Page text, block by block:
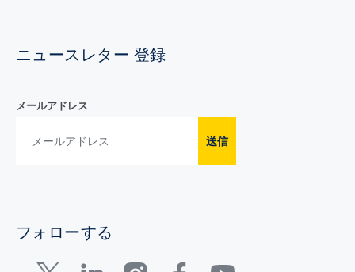
ニュースレター 登録
メールアドレス
送信
フォローする